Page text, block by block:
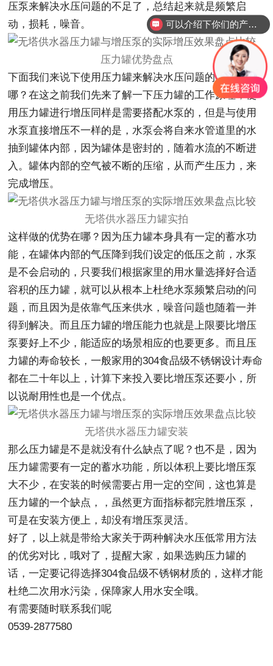
压泵来解决水压问题的不足了，总结起来就是频繁启
动，损耗，噪音。
压力罐优势盘点
下面我们来说下使用压力罐来解决水压问题的优势在
哪？在这之前我们先来了解一下压力罐的工作原理，使
用压力罐进行增压同样是需要搭配水泵的，但是与使用
水泵直接增压不一样的是，水泵会将自来水管道里的水
抽到罐体内部，因为罐体是密封的，随着水流的不断进
入。罐体内部的空气被不断的压缩，从而产生压力，来
完成增压。
无塔供水器压力罐实拍
这样做的优势在哪？因为压力罐本身具有一定的蓄水功
能，在罐体内部的气压降到我们设定的低压之前，水泵
是不会启动的，只要我们根据家里的用水量选择好合适
容积的压力罐，就可以从根本上杜绝水泵频繁启动的问
题，而且因为是依靠气压来供水，噪音问题也随着一并
得到解决。而且压力罐的增压能力也就是上限要比增压
泵要好上不少，能适应的场景相应的也要更多。而且压
力罐的寿命较长，一般家用的304食品级不锈钢设计寿命
都在二十年以上，计算下来投入要比增压泵还要小，所
以说耐用性也是一个优点。
无塔供水器压力罐安装
那么压力罐是不是就没有什么缺点了呢？也不是，因为
压力罐需要有一定的蓄水功能，所以体积上要比增压泵
大不少，在安装的时候需要占用一定的空间，这也算是
压力罐的一个缺点，，虽然更方面指标都完胜增压泵，
可是在安装方便上，却没有增压泵灵活。
好了，以上就是带给大家关于两种解决水压低常用方法
的优劣对比，哦对了，提醒大家，如果选购压力罐的
话，一定要记得选择304食品级不锈钢材质的，这样才能
杜绝二次用水污染，保障家人用水安全哦。
有需要随时联系我们呢
0539-2877580
可以介绍下你们的产品么？